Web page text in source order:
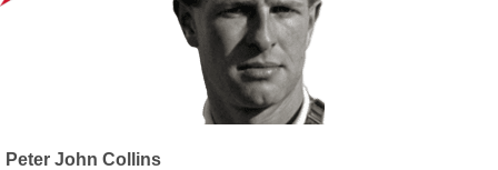
Peter John Collins